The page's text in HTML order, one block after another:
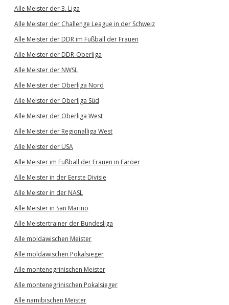
Alle Meister der 3. Liga
Alle Meister der Challenge League in der Schweiz
Alle Meister der DDR im Fußball der Frauen
Alle Meister der DDR-Oberliga
Alle Meister der NWSL
Alle Meister der Oberliga Nord
Alle Meister der Oberliga Süd
Alle Meister der Oberliga West
Alle Meister der Regionalliga West
Alle Meister der USA
Alle Meister im Fußball der Frauen in Färöer
Alle Meister in der Eerste Divisie
Alle Meister in der NASL
Alle Meister in San Marino
Alle Meistertrainer der Bundesliga
Alle moldawischen Meister
Alle moldawischen Pokalsieger
Alle montenegrinischen Meister
Alle montenegrinischen Pokalsieger
Alle namibischen Meister